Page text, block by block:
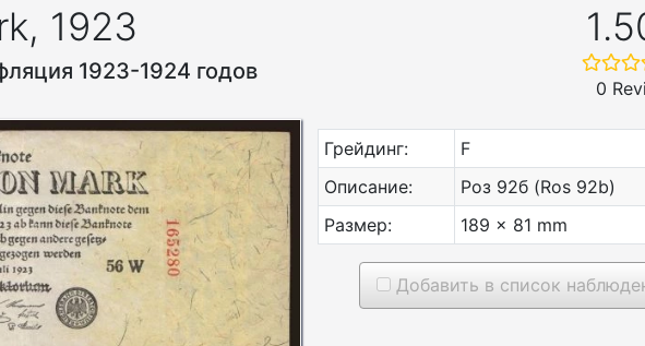
1923
1923-1924 годов
0
Грейдинг:
F
Описание:
Роз 92б (Ros 92b)
Размер:
189 x 81 mm
Добавить в список